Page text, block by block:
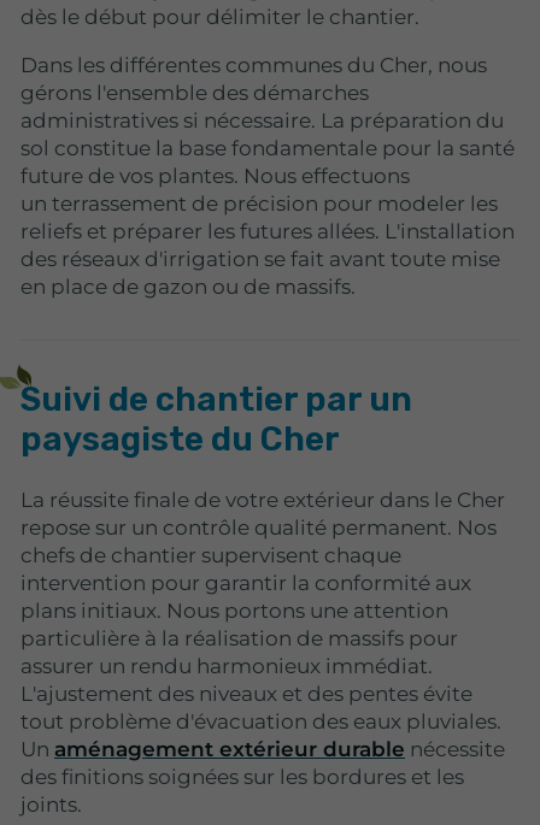
dès le début pour délimiter le chantier.
Dans les différentes communes du Cher, nous
gérons l'ensemble des démarches
administratives si nécessaire. La préparation du
sol constitue la base fondamentale pour la santé
future de vos plantes. Nous effectuons
un terrassement de précision pour modeler les
reliefs et préparer les futures allées. L'installation
des réseaux d'irrigation se fait avant toute mise
en place de gazon ou de massifs.
Suivi de chantier par un
paysagiste du Cher
La réussite finale de votre extérieur dans le Cher
repose sur un contrôle qualité permanent. Nos
chefs de chantier supervisent chaque
intervention pour garantir la conformité aux
plans initiaux. Nous portons une attention
particulière à la réalisation de massifs pour
assurer un rendu harmonieux immédiat.
L'ajustement des niveaux et des pentes évite
tout problème d'évacuation des eaux pluviales.
Un aménagement extérieur durable nécessite
des finitions soignées sur les bordures et les
joints.